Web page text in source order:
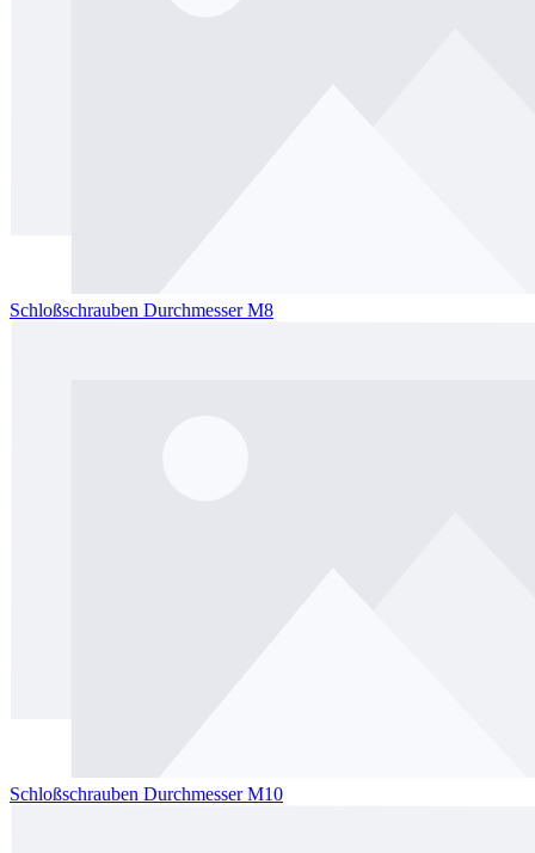
Schloßschrauben Durchmesser M8
Schloßschrauben Durchmesser M10